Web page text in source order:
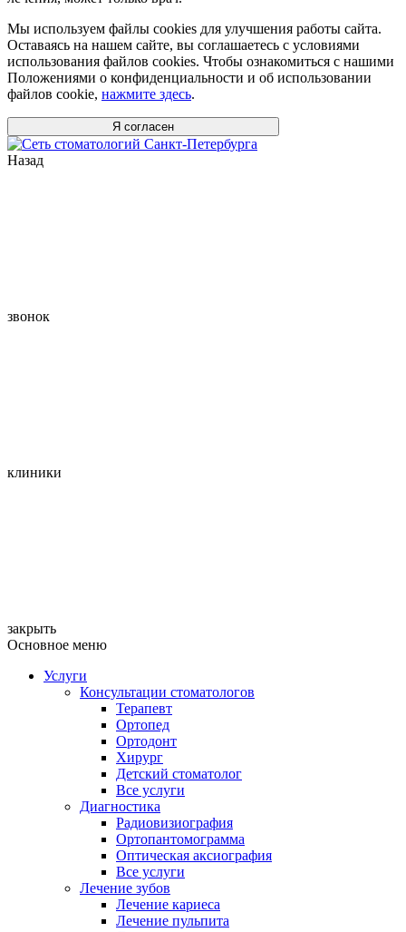
Мы используем файлы cookies для улучшения работы сайта.
Оставаясь на нашем сайте, вы соглашаетесь с условиями
использования файлов cookies. Чтобы ознакомиться с нашими
Положениями о конфиденциальности и об использовании
файлов cookie, нажмите здесь.
Я согласен
Назад
звонок
клиники
закрыть
Основное меню
Услуги
Консультации стоматологов
Терапевт
Ортопед
Ортодонт
Хирург
Детский стоматолог
Все услуги
Диагностика
Радиовизиография
Ортопантомограмма
Оптическая аксиография
Все услуги
Лечение зубов
Лечение кариеса
Лечение пульпита